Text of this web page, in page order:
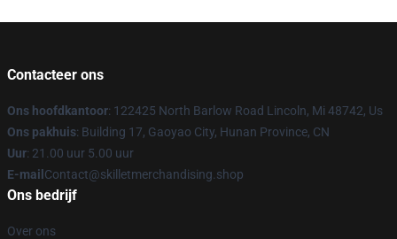
Contacteer ons
Ons hoofdkantoor: 122425 North Barlow Road Lincoln, Mi 48742, Us
Ons pakhuis: Building 17, Gaoyao City, Hunan Province, CN
Uur: 21.00 uur 5.00 uur
E-mail Contact@skilletmerchandising.shop
Ons bedrijf
Over ons